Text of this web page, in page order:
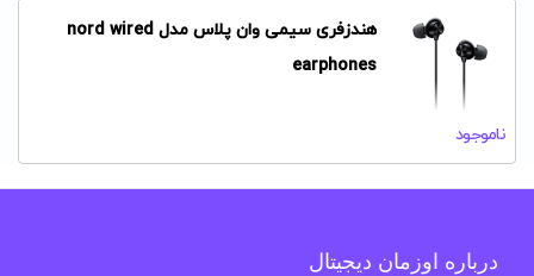
هندزفری سیمی وان پلاس مدل nord wired
earphones
ناموجود
درباره اوزمان دیجیتال